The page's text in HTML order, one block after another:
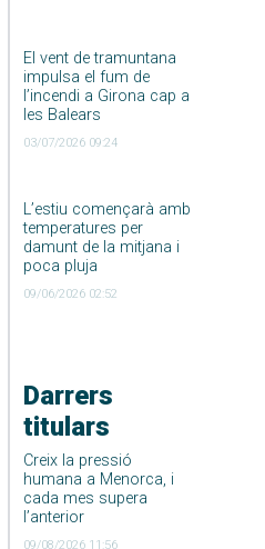
El vent de tramuntana
impulsa el fum de
l’incendi a Girona cap a
les Balears
03/07/2026 09:24
L’estiu començarà amb
temperatures per
damunt de la mitjana i
poca pluja
09/06/2026 02:52
Darrers
titulars
Creix la pressió
humana a Menorca, i
cada mes supera
l’anterior
09/08/2026 11:56